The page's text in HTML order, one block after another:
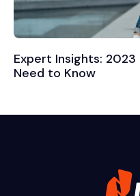
Expert Insights: 2023
Need to Know